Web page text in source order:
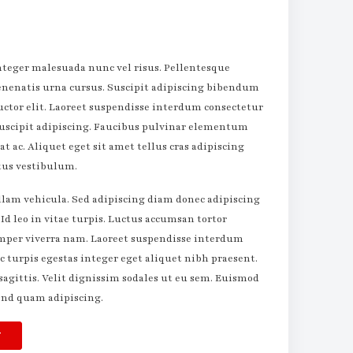
malesuada nunc vel risus. Pellentesque
urna cursus. Suscipit adipiscing bibendum
elit. Laoreet suspendisse interdum consectetur
adipiscing. Faucibus pulvinar elementum
ac. Aliquet eget sit amet tellus cras adipiscing
vestibulum.
vehicula. Sed adipiscing diam donec adipiscing
leo in vitae turpis. Luctus accumsan tortor
viverra nam. Laoreet suspendisse interdum
turpis egestas integer eget aliquet nibh praesent.
Velit dignissim sodales ut eu sem. Euismod
quam adipiscing.